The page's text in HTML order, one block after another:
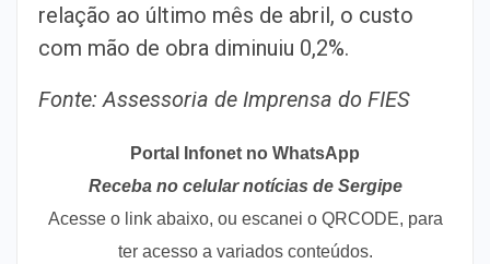
relação ao último mês de abril, o custo
com mão de obra diminuiu 0,2%.
Fonte: Assessoria de Imprensa do FIES
Portal Infonet no WhatsApp
Receba no celular notícias de Sergipe
Acesse o link abaixo, ou escanei o QRCODE, para
ter acesso a variados conteúdos.